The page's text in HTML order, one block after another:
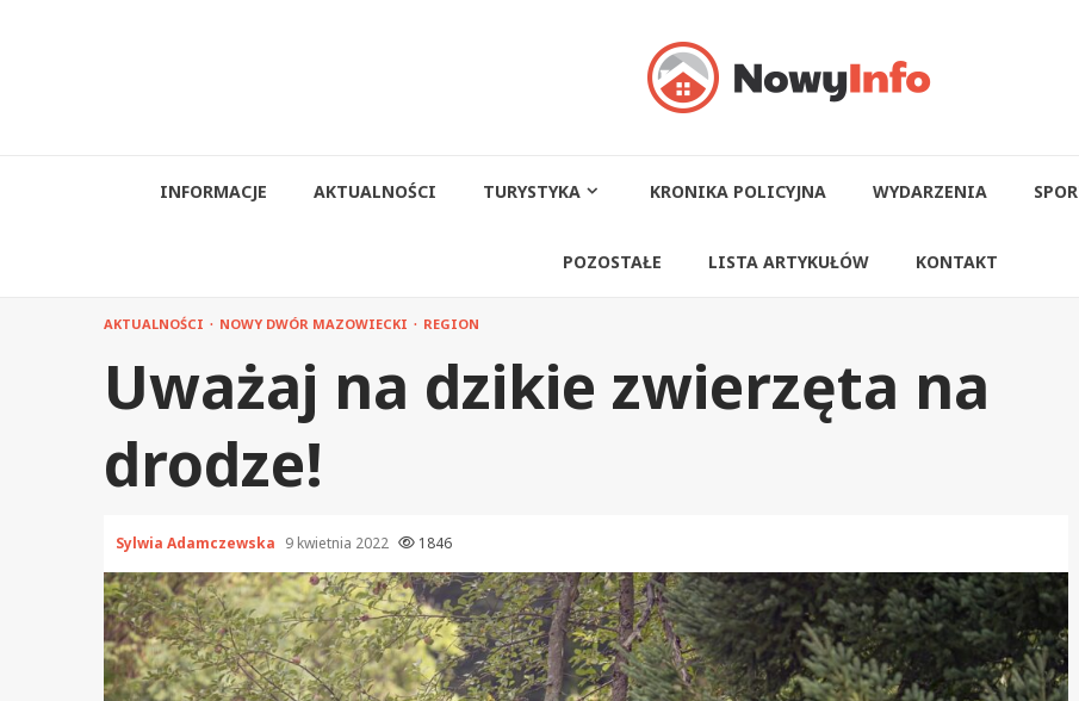
INFORMACJE AKTUALNOŚCI TURYSTYKA KRONIKA POLICYJNA WYDARZENIA
POZOSTAŁE LISTA ARTYKUŁÓW KONTAKT
AKTUALNOŚCI NOWY DWÓR MAZOWIECKI REGION
Uważaj na dzikie zwierzęta na
drodze!
Sylwia Adamczewska 9 kwietnia 2022 1846